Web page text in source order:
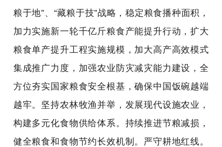
粮于地”、“藏粮于技”战略，稳定粮食播种面积，
加力实施新一轮千亿斤粮食产能提升行动，扩大
粮食单产提升工程实施规模，加大高产高效模式
集成推广力度，加强农业防灾减灾能力建设，全
方位夯实国家粮食安全根基，确保中国饭碗越端
越牢。坚持农林牧渔并举，发展现代设施农业，
构建多元化食物供给体系。持续推进节粮减损，
健全粮食和食物节约长效机制。严守耕地红线。